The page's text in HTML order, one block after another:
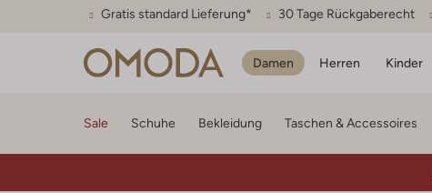
Gratis standard Lieferung* 30 Tage Rückgaberecht
Damen Herren Kinder
Sale Schuhe Bekleidung Taschen & Accessoires